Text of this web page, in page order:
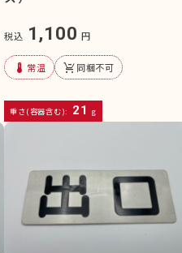
税込 1,100 円
device_thermostat 常温 remove_shopping_cart同梱不可
重さ(容器含む): 21 g